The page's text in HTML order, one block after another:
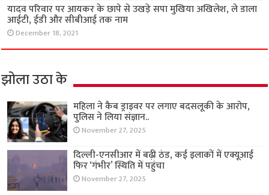
यादव परिवार पर आयकर के छापे से उखड़े सपा मुखिया अखिलेश, ले डाला
आईटी, ईडी और सीबीआई तक नाम
December 18, 2021
झोला उठा के
महिला ने कैब ड्राइवर पर लगाए बदसलूकी के आरोप,
पुलिस ने लिया संज्ञान..
November 27, 2025
दिल्ली-एनसीआर में बढ़ी ठंड, कई इलाकों में एक्यूआई
फिर ‘गंभीर’ स्थिति में पहुंचा
November 27, 2025